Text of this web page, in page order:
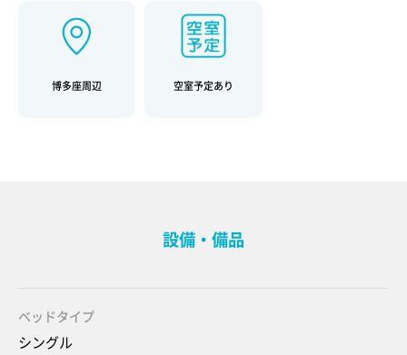
博多座周辺 空室予定あり
設備・備品
ベッドタイプ
シングル